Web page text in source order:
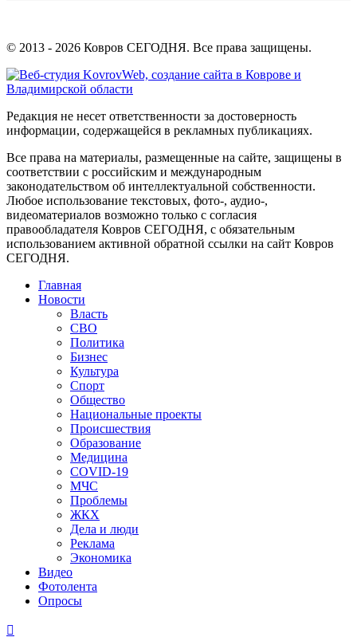
© 2013 - 2026 Ковров СЕГОДНЯ. Все права защищены.
Редакция не несет ответственности за достоверность
информации, содержащейся в рекламных публикациях.
Все права на материалы, размещенные на сайте, защищены в
соответствии с российским и международным
законодательством об интеллектуальной собственности.
Любое использование текстовых, фото-, аудио-,
видеоматериалов возможно только с согласия
правообладателя Ковров СЕГОДНЯ, с обязательным
использованием активной обратной ссылки на сайт Ковров
СЕГОДНЯ.
Главная
Новости
Власть
СВО
Политика
Бизнес
Культура
Спорт
Общество
Национальные проекты
Происшествия
Образование
Медицина
COVID-19
МЧС
Проблемы
ЖКХ
Дела и люди
Реклама
Экономика
Видео
Фотолента
Опросы